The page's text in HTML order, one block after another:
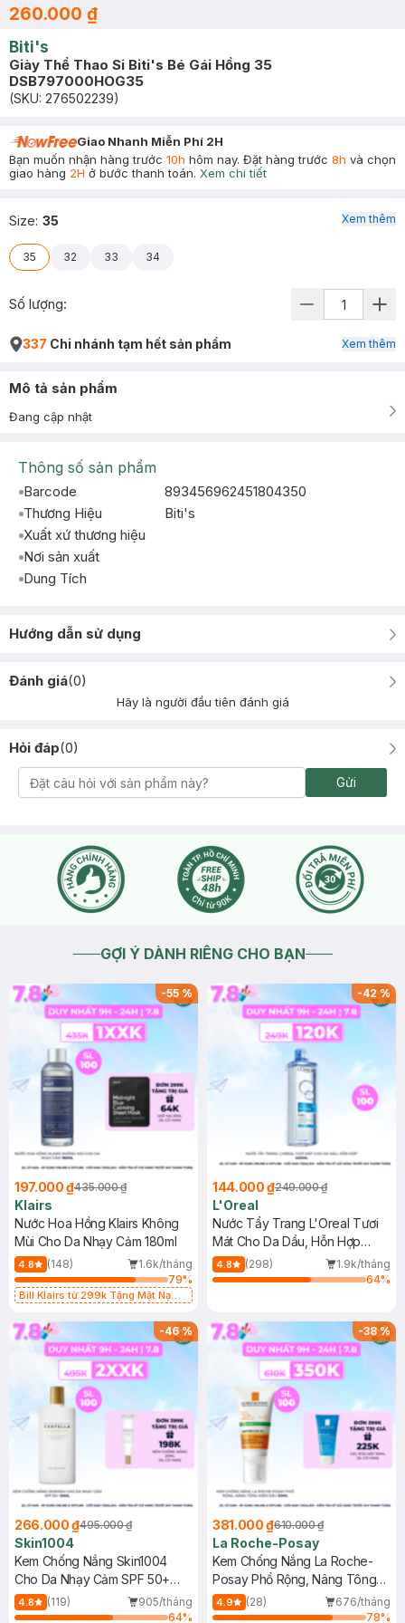
260.000 ₫
Biti's
Giày Thể Thao Si Biti's Bé Gái Hồng 35
DSB797000HOG35
(SKU: 276502239)
Giao Nhanh Miễn Phí 2H
Bạn muốn nhận hàng trước 10h hôm nay. Đặt hàng trước 8h và chọn
giao hàng 2H ở bước thanh toán. Xem chi tiết
Size: 35
35 32 33 34
Xem thêm
Số lượng:
337 Chi nhánh tạm hết sản phẩm Xem thêm
Mô tả sản phẩm
Đang cập nhật
Thông số sản phẩm
Barcode
893456962451804350
Thương Hiệu
Biti's
Xuất xứ thương hiệu
Nơi sản xuất
Dung Tích
Hướng dẫn sử dụng
Đánh giá(0)
Hãy là người đầu tiên đánh giá
Hỏi đáp(0)
Gửi
GỢI Ý DÀNH RIÊNG CHO BẠN
-55%
197.000 ₫435.000 ₫
Klairs
Nước Hoa Hồng Klairs Không
Mùi Cho Da Nhạy Cảm 180ml
4.8 (148)
1.6k/tháng
79%
Bill Klairs từ 299k Tặng Mặt Nạ
25ml (SL Có Hạn)
-42%
144.000 ₫249.000 ₫
L'Oreal
Nước Tẩy Trang L'Oreal Tươi
Mát Cho Da Dầu, Hỗn Hợp
400ml
4.8 (298)
1.9k/tháng
64%
-46%
266.000 ₫495.000 ₫
Skin1004
Kem Chống Nắng Skin1004
Cho Da Nhạy Cảm SPF 50+
50ml
4.8 (119)
905/tháng
64%
-38%
381.000 ₫610.000 ₫
La Roche-Posay
Kem Chống Nắng La Roche-
Posay Phổ Rộng, Nâng Tông
Kiềm Dầu 50ml
4.9 (28)
676/tháng
78%